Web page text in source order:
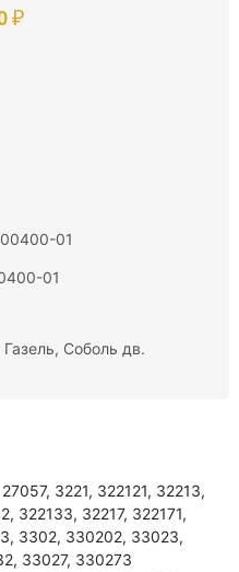
₽
01
01
Соболь дв.
3221, 322121, 32213,
322133, 32217, 322171,
3302, 330202, 33023,
33027, 330273